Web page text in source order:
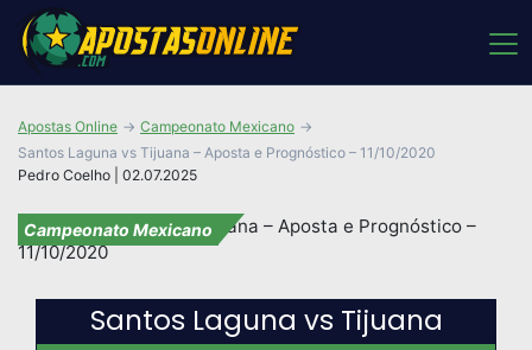
Pedro Coelho | 02.07.2025
Apostas Online
Campeonato Mexicano
Santos Laguna vs Tijuana – Aposta e Prognóstico – 11/10/2020
Campeonato Mexicano
Santos Laguna vs Tijuana